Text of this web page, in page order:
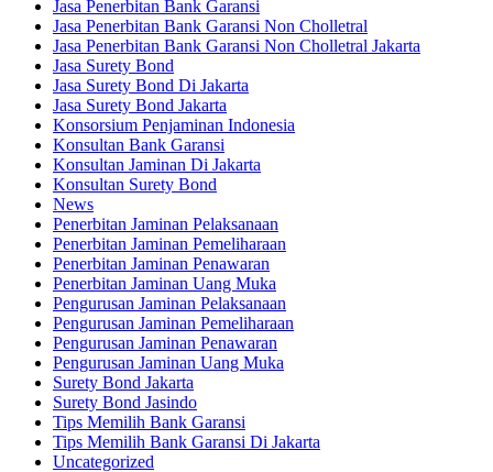
Jasa Penerbitan Bank Garansi
Jasa Penerbitan Bank Garansi Non Cholletral
Jasa Penerbitan Bank Garansi Non Cholletral Jakarta
Jasa Surety Bond
Jasa Surety Bond Di Jakarta
Jasa Surety Bond Jakarta
Konsorsium Penjaminan Indonesia
Konsultan Bank Garansi
Konsultan Jaminan Di Jakarta
Konsultan Surety Bond
News
Penerbitan Jaminan Pelaksanaan
Penerbitan Jaminan Pemeliharaan
Penerbitan Jaminan Penawaran
Penerbitan Jaminan Uang Muka
Pengurusan Jaminan Pelaksanaan
Pengurusan Jaminan Pemeliharaan
Pengurusan Jaminan Penawaran
Pengurusan Jaminan Uang Muka
Surety Bond Jakarta
Surety Bond Jasindo
Tips Memilih Bank Garansi
Tips Memilih Bank Garansi Di Jakarta
Uncategorized